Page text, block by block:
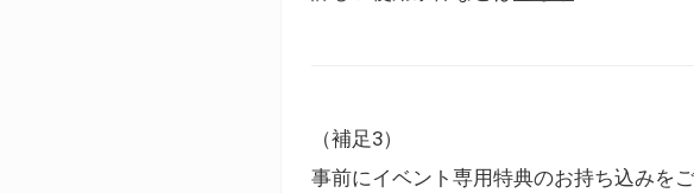
（補足3）
事前にイベント専用特典のお持ち込みを